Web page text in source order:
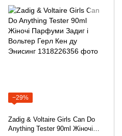
−29%
Zadig & Voltaire Girls Can Do
Anything Tester 90ml Жіночі